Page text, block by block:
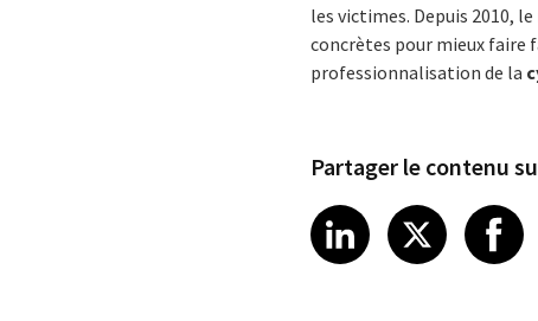
les victimes. Depuis 2010,
concrètes pour mieux faire
professionnalisation de la
Partager le contenu
Share article
LinkedIn
Share
X